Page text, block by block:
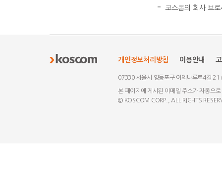
코스콤의 회사 브
개인정보처리방침 이용안내
07330 서울시 영등포구 여의나루로4길 21
본 페이지에 게시된 이메일 주소가 자동으
© KOSCOM CORP., ALL RIGHTS